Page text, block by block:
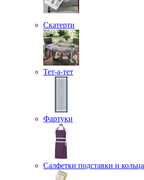
Скатерти
Тет-а-тет
Фартуки
Салфетки подставки и кольца